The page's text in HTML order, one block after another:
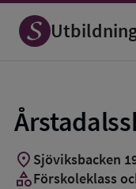
Spara
som
favorit
location_on Sjöviksbacken
categoryFörskoleklass